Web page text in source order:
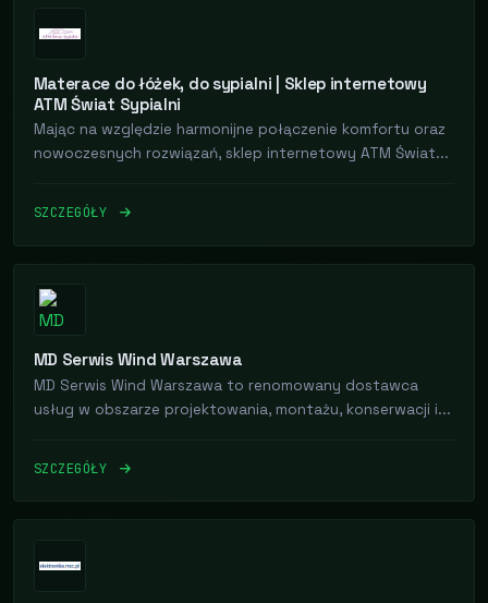
Materace do łóżek, do sypialni | Sklep internetowy
ATM Świat Sypialni
Mając na względzie harmonijne połączenie komfortu oraz
nowoczesnych rozwiązań, sklep internetowy ATM Świat...
SZCZEGÓŁY
MD Serwis Wind Warszawa
MD Serwis Wind Warszawa to renomowany dostawca
usług w obszarze projektowania, montażu, konserwacji i...
SZCZEGÓŁY